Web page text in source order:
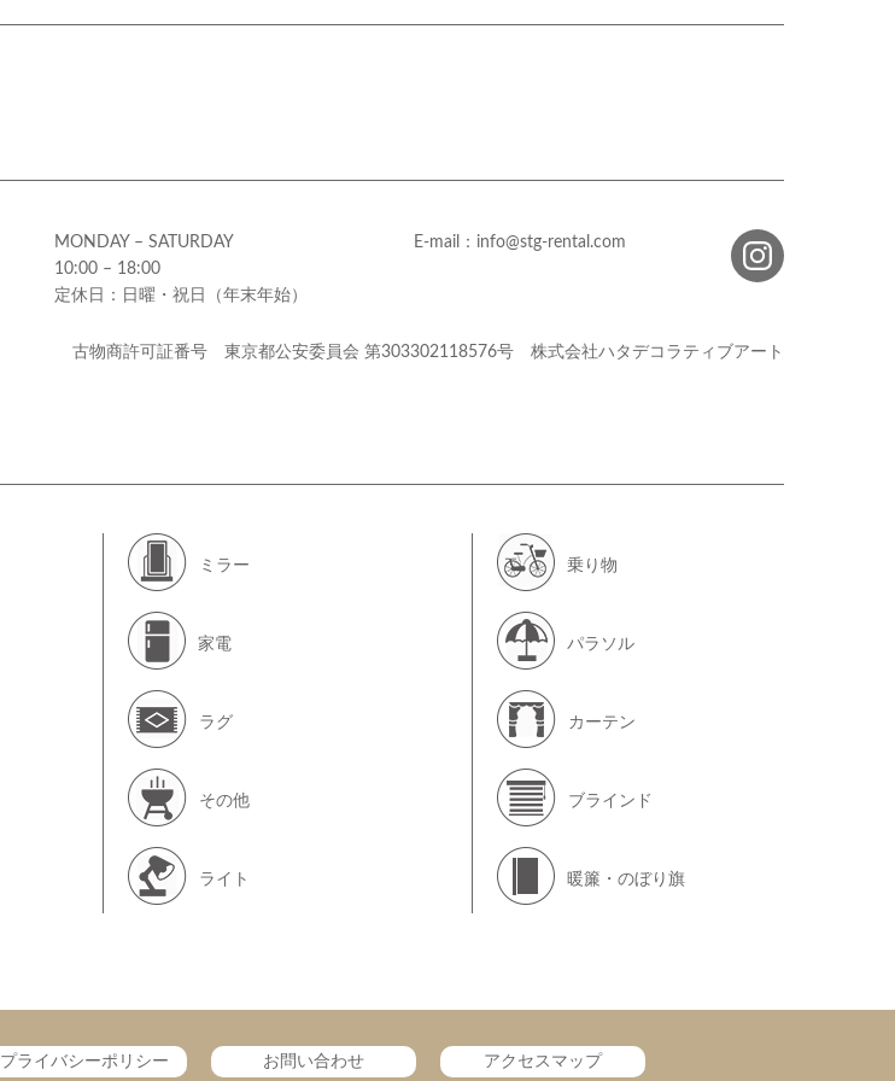
MONDAY – SATURDAY
10:00 – 18:00
定休日：日曜・祝日（年末年始）
E-mail：info@stg-rental.com
古物商許可証番号 東京都公安委員会 第303302118576号 株式会社ハタデコラティブアート
ミラー
家電
ラグ
その他
ライト
乗り物
パラソル
カーテン
ブラインド
暖簾・のぼり旗
プライバシーポリシー お問い合わせ アクセスマップ